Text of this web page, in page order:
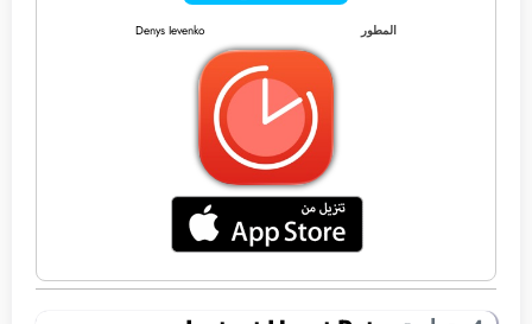
المطور Denys Ievenko